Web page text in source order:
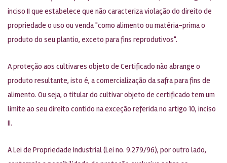
inciso II que estabelece que não caracteriza violação do direito de
propriedade o uso ou venda "como alimento ou matéria-prima o
produto do seu plantio, exceto para fins reprodutivos".
A proteção aos cultivares objeto de Certificado não abrange o
produto resultante, isto é, a comercialização da safra para fins de
alimento. Ou seja, o titular do cultivar objeto de certificado tem um
limite ao seu direito contido na exceção referida no artigo 10, inciso
II.
A Lei de Propriedade Industrial (Lei no. 9.279/96), por outro lado,